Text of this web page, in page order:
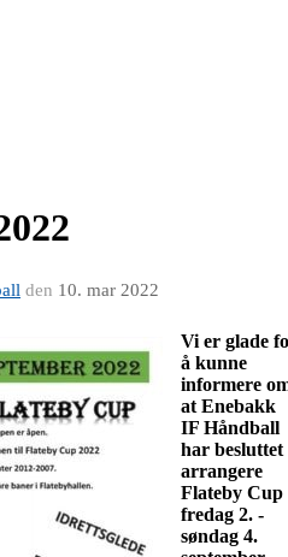
den 10. mar 2022
Vi er glade
å kunne
informere
at Enebakk
IF Håndball
har besluttet
arrangere
Flateby Cup
fredag 2. -
søndag 4.